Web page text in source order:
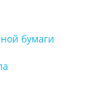
бумаги